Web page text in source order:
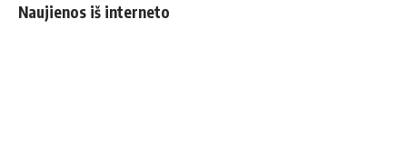
Naujienos iš interneto